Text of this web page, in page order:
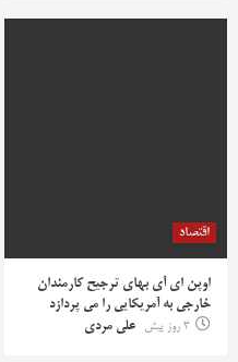
اقتصاد
اوپن ای آی بهای ترجیح کارمندان
خارجی به آمریکایی را می پردازد
3 روز پیش
علی مردی